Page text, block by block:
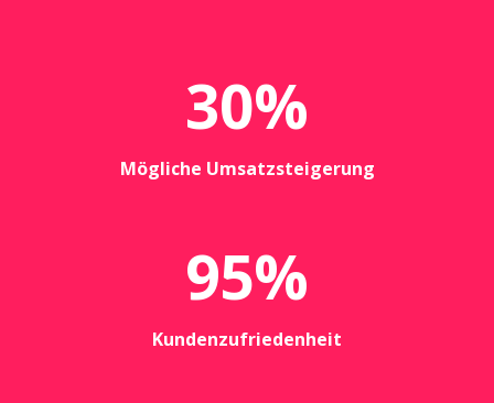
30%
Mögliche Umsatzsteigerung
95%
Kundenzufriedenheit